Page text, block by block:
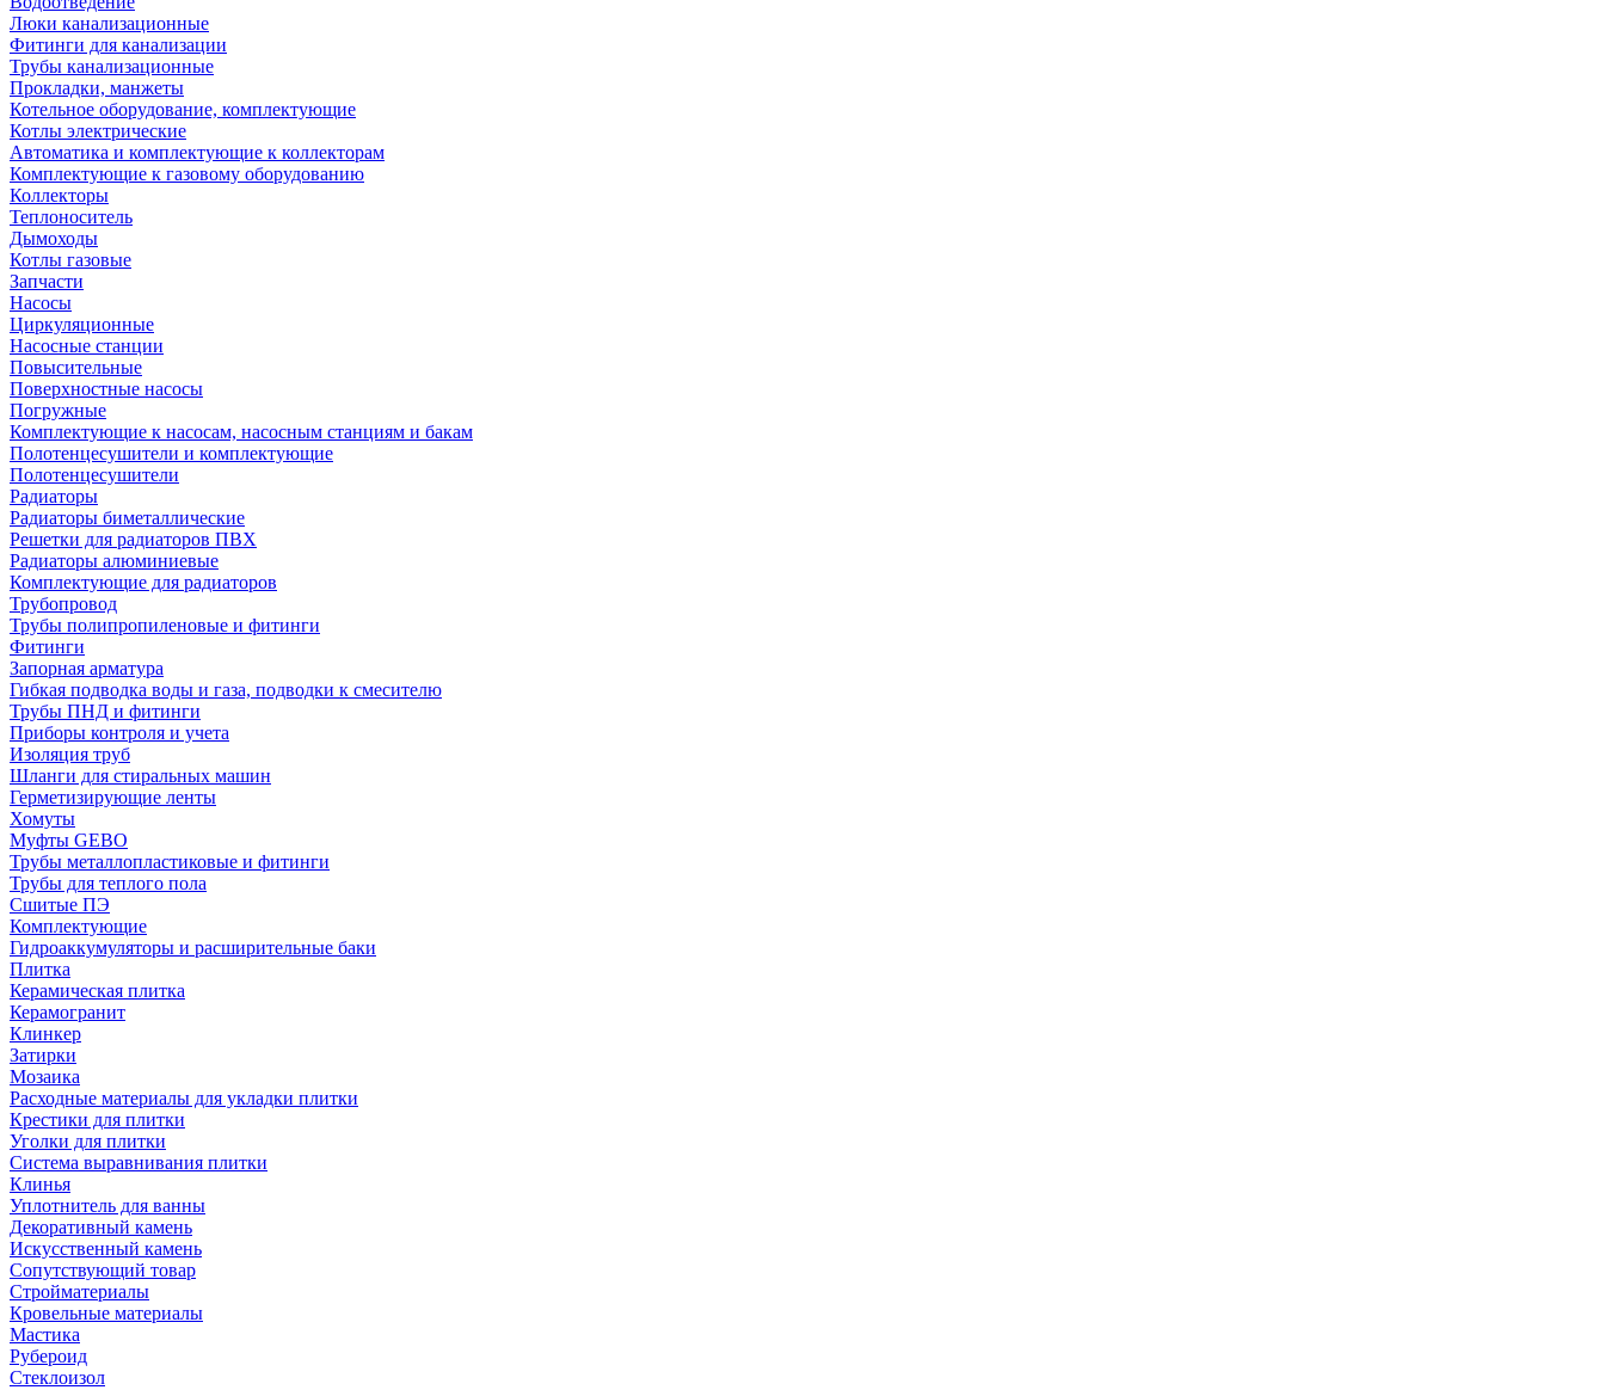
Люки канализационные
Фитинги для канализации
Трубы канализационные
Прокладки, манжеты
Котельное оборудование, комплектующие
Котлы электрические
Автоматика и комплектующие к коллекторам
Комплектующие к газовому оборудованию
Коллекторы
Теплоноситель
Дымоходы
Котлы газовые
Запчасти
Насосы
Циркуляционные
Насосные станции
Повысительные
Поверхностные насосы
Погружные
Комплектующие к насосам, насосным станциям и бакам
Полотенцесушители и комплектующие
Полотенцесушители
Радиаторы
Радиаторы биметаллические
Решетки для радиаторов ПВХ
Радиаторы алюминиевые
Комплектующие для радиаторов
Трубопровод
Трубы полипропиленовые и фитинги
Фитинги
Запорная арматура
Гибкая подводка воды и газа, подводки к смесителю
Трубы ПНД и фитинги
Приборы контроля и учета
Изоляция труб
Шланги для стиральных машин
Герметизирующие ленты
Хомуты
Муфты GEBO
Трубы металлопластиковые и фитинги
Трубы для теплого пола
Сшитые ПЭ
Комплектующие
Гидроаккумуляторы и расширительные баки
Плитка
Керамическая плитка
Керамогранит
Клинкер
Затирки
Мозаика
Расходные материалы для укладки плитки
Крестики для плитки
Уголки для плитки
Система выравнивания плитки
Клинья
Уплотнитель для ванны
Декоративный камень
Искусственный камень
Сопутствующий товар
Стройматериалы
Кровельные материалы
Мастика
Рубероид
Стеклоизол